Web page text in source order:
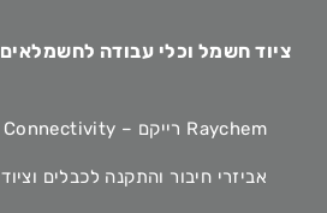
ציוד חשמל וכלי עבודה לחשמלאים
Raychem רייקם – TE Connectivity
אביזרי חיבור והתקנה לכבלים וציוד